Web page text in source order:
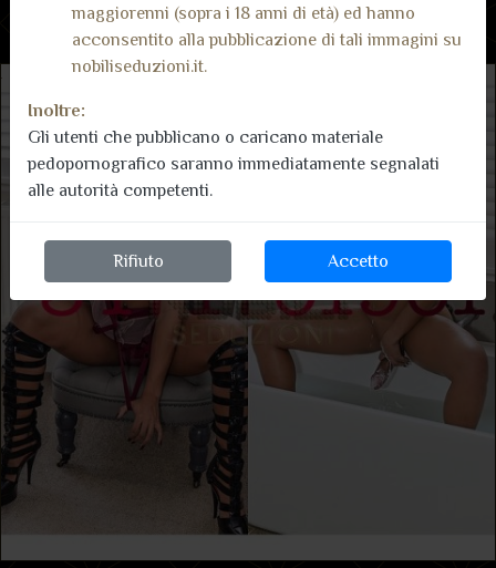
maggiorenni (sopra i 18 anni di età) ed hanno
acconsentito alla pubblicazione di tali immagini su
nobiliseduzioni.it.
Inoltre:
Gli utenti che pubblicano o caricano materiale
pedopornografico saranno immediatamente segnalati
alle autorità competenti.
Rifiuto Accetto